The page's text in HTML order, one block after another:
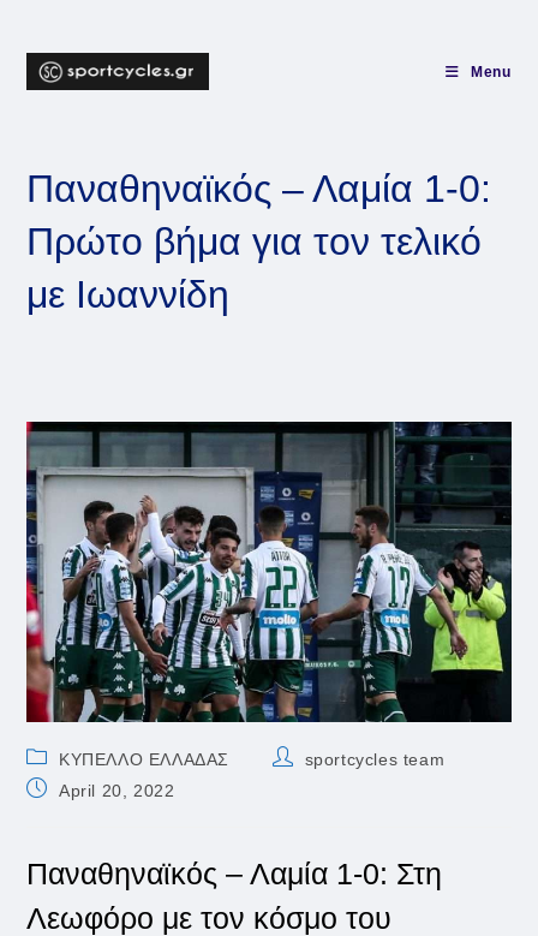
content
Menu
Παναθηναϊκός – Λαμία 1-0:
Πρώτο βήμα για τον τελικό
με Ιωαννίδη
Post
category:
ΚΥΠΕΛΛΟ ΕΛΛΑΔΑΣ
Postsportcycles team
PostApril 20, 2022
Παναθηναϊκός – Λαμία 1-0: Στη
Λεωφόρο με τον κόσμο του